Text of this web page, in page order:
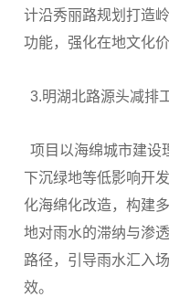
计沿秀丽路规划打造
功能，强化在地文化价
3.明湖北路源头减排
项目以海绵城市建设
下沉绿地等低影响开
化海绵化改造，构建
地对雨水的滞纳与渗
路径，引导雨水汇入
效。